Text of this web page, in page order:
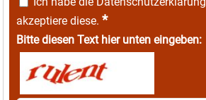
akzeptiere diese. *
Bitte diesen Text hier unten eingeben: